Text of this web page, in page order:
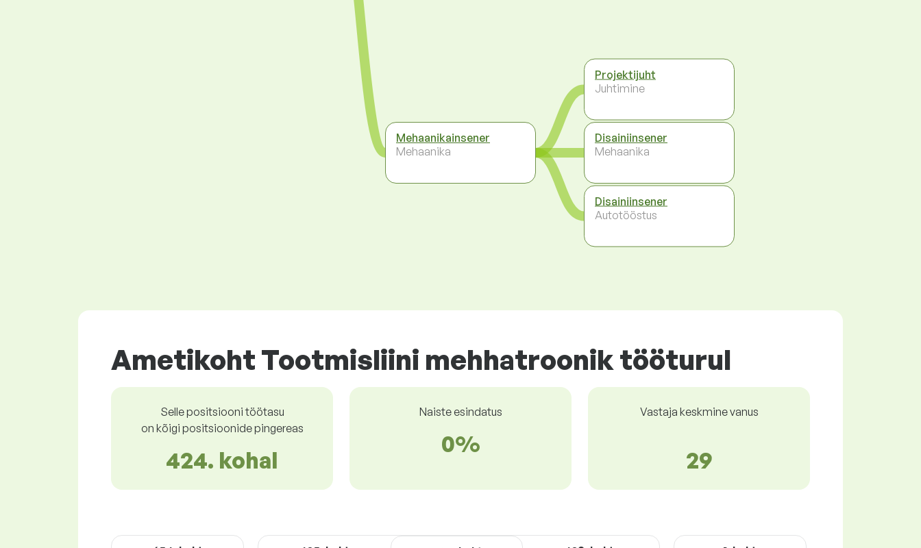
Mehaanikainsener
Mehaanika
Projektijuht
Juhtimine
Disainiinsener
Mehaanika
Disainiinsener
Autotööstus
Ametikoht Tootmisliini mehhatroonik tööturul
Selle positsiooni töötasu
on kõigi positsioonide pingereas
424. kohal
Naiste esindatus
0%
Vastaja keskmine vanus
29